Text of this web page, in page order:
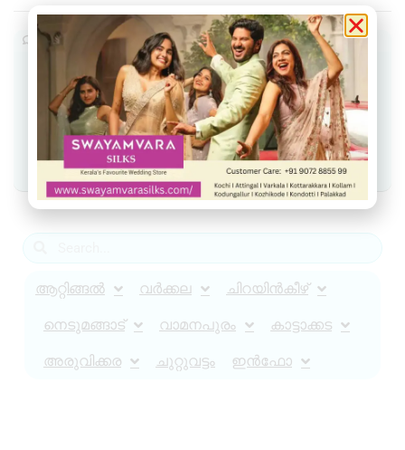
Join our community
Join our Telegram Channel
Join Facebook group
Join WhatsApp Community
ആറ്റിങ്ങൽ വർക്കല ചിറയിൻകീഴ്
നെടുമങ്ങാട് വാമനപുരം കാട്ടാക്കട
അരുവിക്കര ചുറ്റുവട്ടം ഇൻഫോ